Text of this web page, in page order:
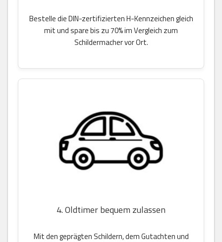
Bestelle die DIN-zertifizierten H-Kennzeichen gleich
mit und spare bis zu 70% im Vergleich zum
Schildermacher vor Ort.
4. Oldtimer bequem zulassen
Mit den geprägten Schildern, dem Gutachten und